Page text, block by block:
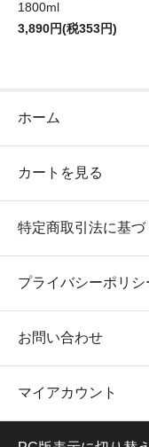
1800ml
3,890円(税353円)
ホーム
カートを見る
特定商取引法に基づ
プライバシーポリシ
お問い合わせ
マイアカウント